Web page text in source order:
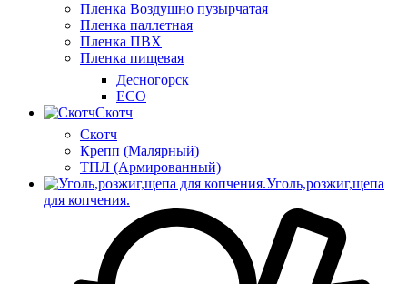
Пленка Воздушно пузырчатая
Пленка паллетная
Пленка ПВХ
Пленка пищевая
Десногорск
ECO
Скотч
Скотч
Крепп (Малярный)
ТПЛ (Армированный)
Уголь,розжиг,щепа
для копчения.